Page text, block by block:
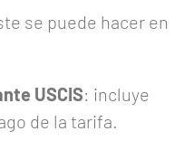
se puede hacer en
USCIS: incluye
de la tarifa.